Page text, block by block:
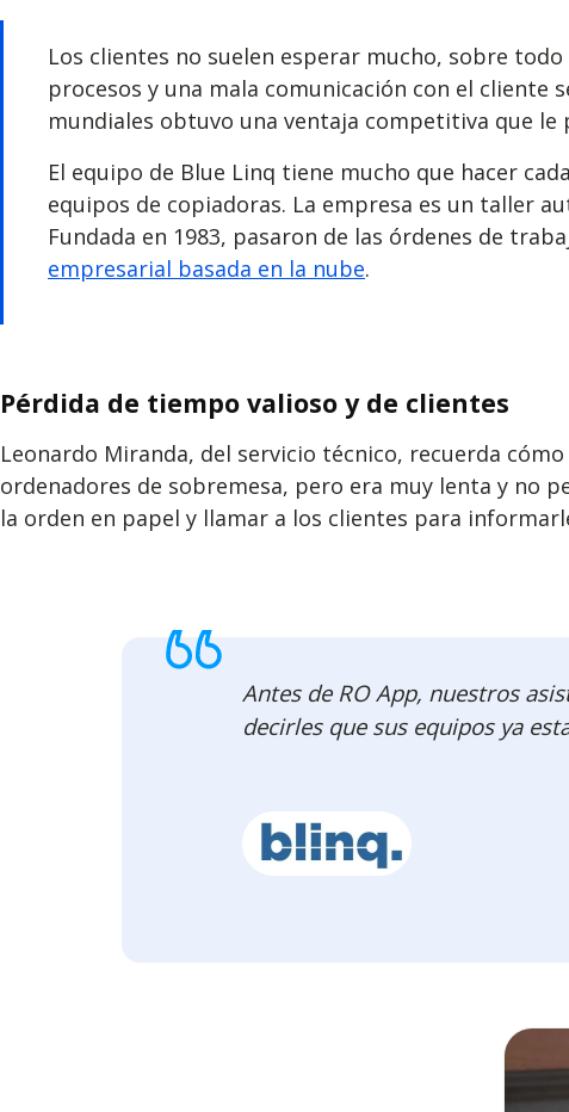
Los clientes no suelen esperar mucho, sobre
procesos y una mala comunicación con el
mundiales obtuvo una ventaja competitiva que
El equipo de Blue Linq tiene mucho que hacer
equipos de copiadoras. La empresa es un taller
Fundada en 1983, pasaron de las órdenes de
empresarial basada en la nube.
Pérdida de tiempo valioso y de clientes
Leonardo Miranda, del servicio técnico, recuerda
ordenadores de sobremesa, pero era muy lenta y no
la orden en papel y llamar a los clientes para
Antes de RO App, nuestros
decirles que sus equipos ya